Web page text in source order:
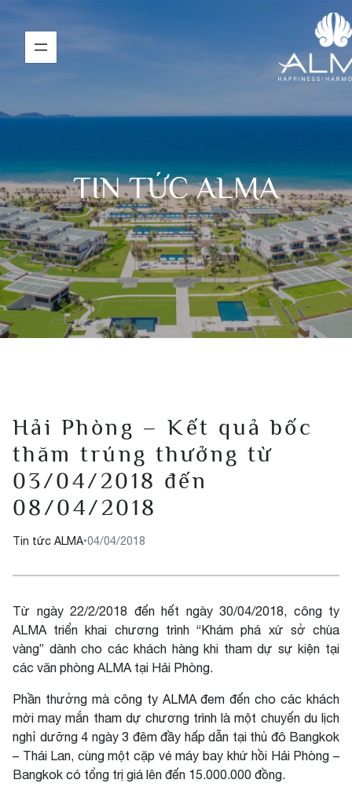
TIN TỨC ALMA
Hải Phòng – Kết quả bốc
thăm trúng thưởng từ
03/04/2018 đến
08/04/2018
Tin tức ALMA•04/04/2018
Từ ngày 22/2/2018 đến hết ngày 30/04/2018, công ty
ALMA triển khai chương trình “Khám phá xứ sở chùa
vàng” dành cho các khách hàng khi tham dự sự kiện tại
các văn phòng ALMA tại Hải Phòng.
Phần thưởng mà công ty ALMAđem đến cho các khách
mời may mắn tham dự chương trình là một chuyến du lịch
nghỉ dưỡng 4 ngày 3 đêm đầy hấp dẫn tại thủ đô Bangkok
– Thái Lan, cùng một cặp vé máy bay khứ hồi Hải Phòng –
Bangkok có tổng trị giá lên đến 15.000.000 đồng.